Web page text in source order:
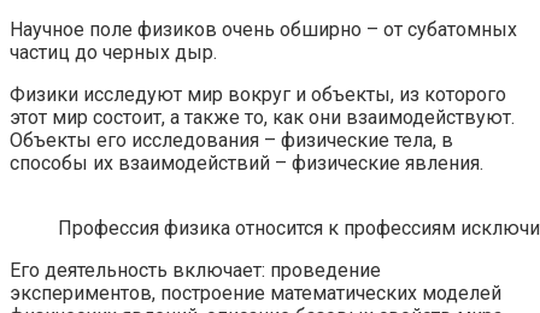
Научное поле физиков очень обширно – от субатомных
частиц до черных дыр.
Физики исследуют мир вокруг и объекты, из которого
этот мир состоит, а также то, как они взаимодействуют.
Объекты его исследования – физические тела, в
способы их взаимодействий – физические явления.
Профессия физика относится к профессиям
Его деятельность включает: проведение
экспериментов, построение математических моделей